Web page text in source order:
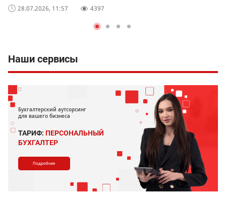
28.07.2026, 11:57 4397
Наши сервисы
Бухгалтерский аутсорсинг
для вашего бизнеса
ТАРИФ: ПЕРСОНАЛЬНЫЙ
БУХГАЛТЕР
Подробнее